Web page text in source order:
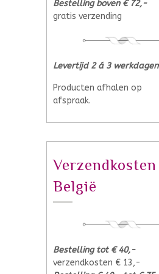
Bestelling boven € 72,-
gratis verzending
Levertijd 2 á 3 werkdagen
Producten afhalen op
afspraak.
Verzendkosten
België
Bestelling tot € 40,-
verzendkosten € 13,-